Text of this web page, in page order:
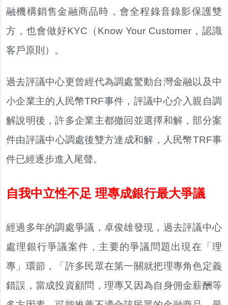
融機構銷售金融商品時，會全程錄音錄影保護雙
方，也會做好KYC（Know Your Customer，認識
客戶原則）。
過去評議中心更曾經代為調處驚動台灣金融以及中
小企業主的人民幣TRF事件，評議中心介入親自調
解說明後，許多企業主都撤回並選擇和解，部分案
件由評議中心調處後雙方達成和解，人民幣TRF事
件已經逐步進入尾聲。
自我中立性不足 理專成銀行最大爭議
經過多年的調處爭議，卓俊雄發現，過去評議中心
處理銀行爭議案件，主要的爭議問題出現在「理
專」環節，「許多民眾在第一關就把理專角色定義
錯誤，當成投資顧問，理專又因為自身佣金薪酬等